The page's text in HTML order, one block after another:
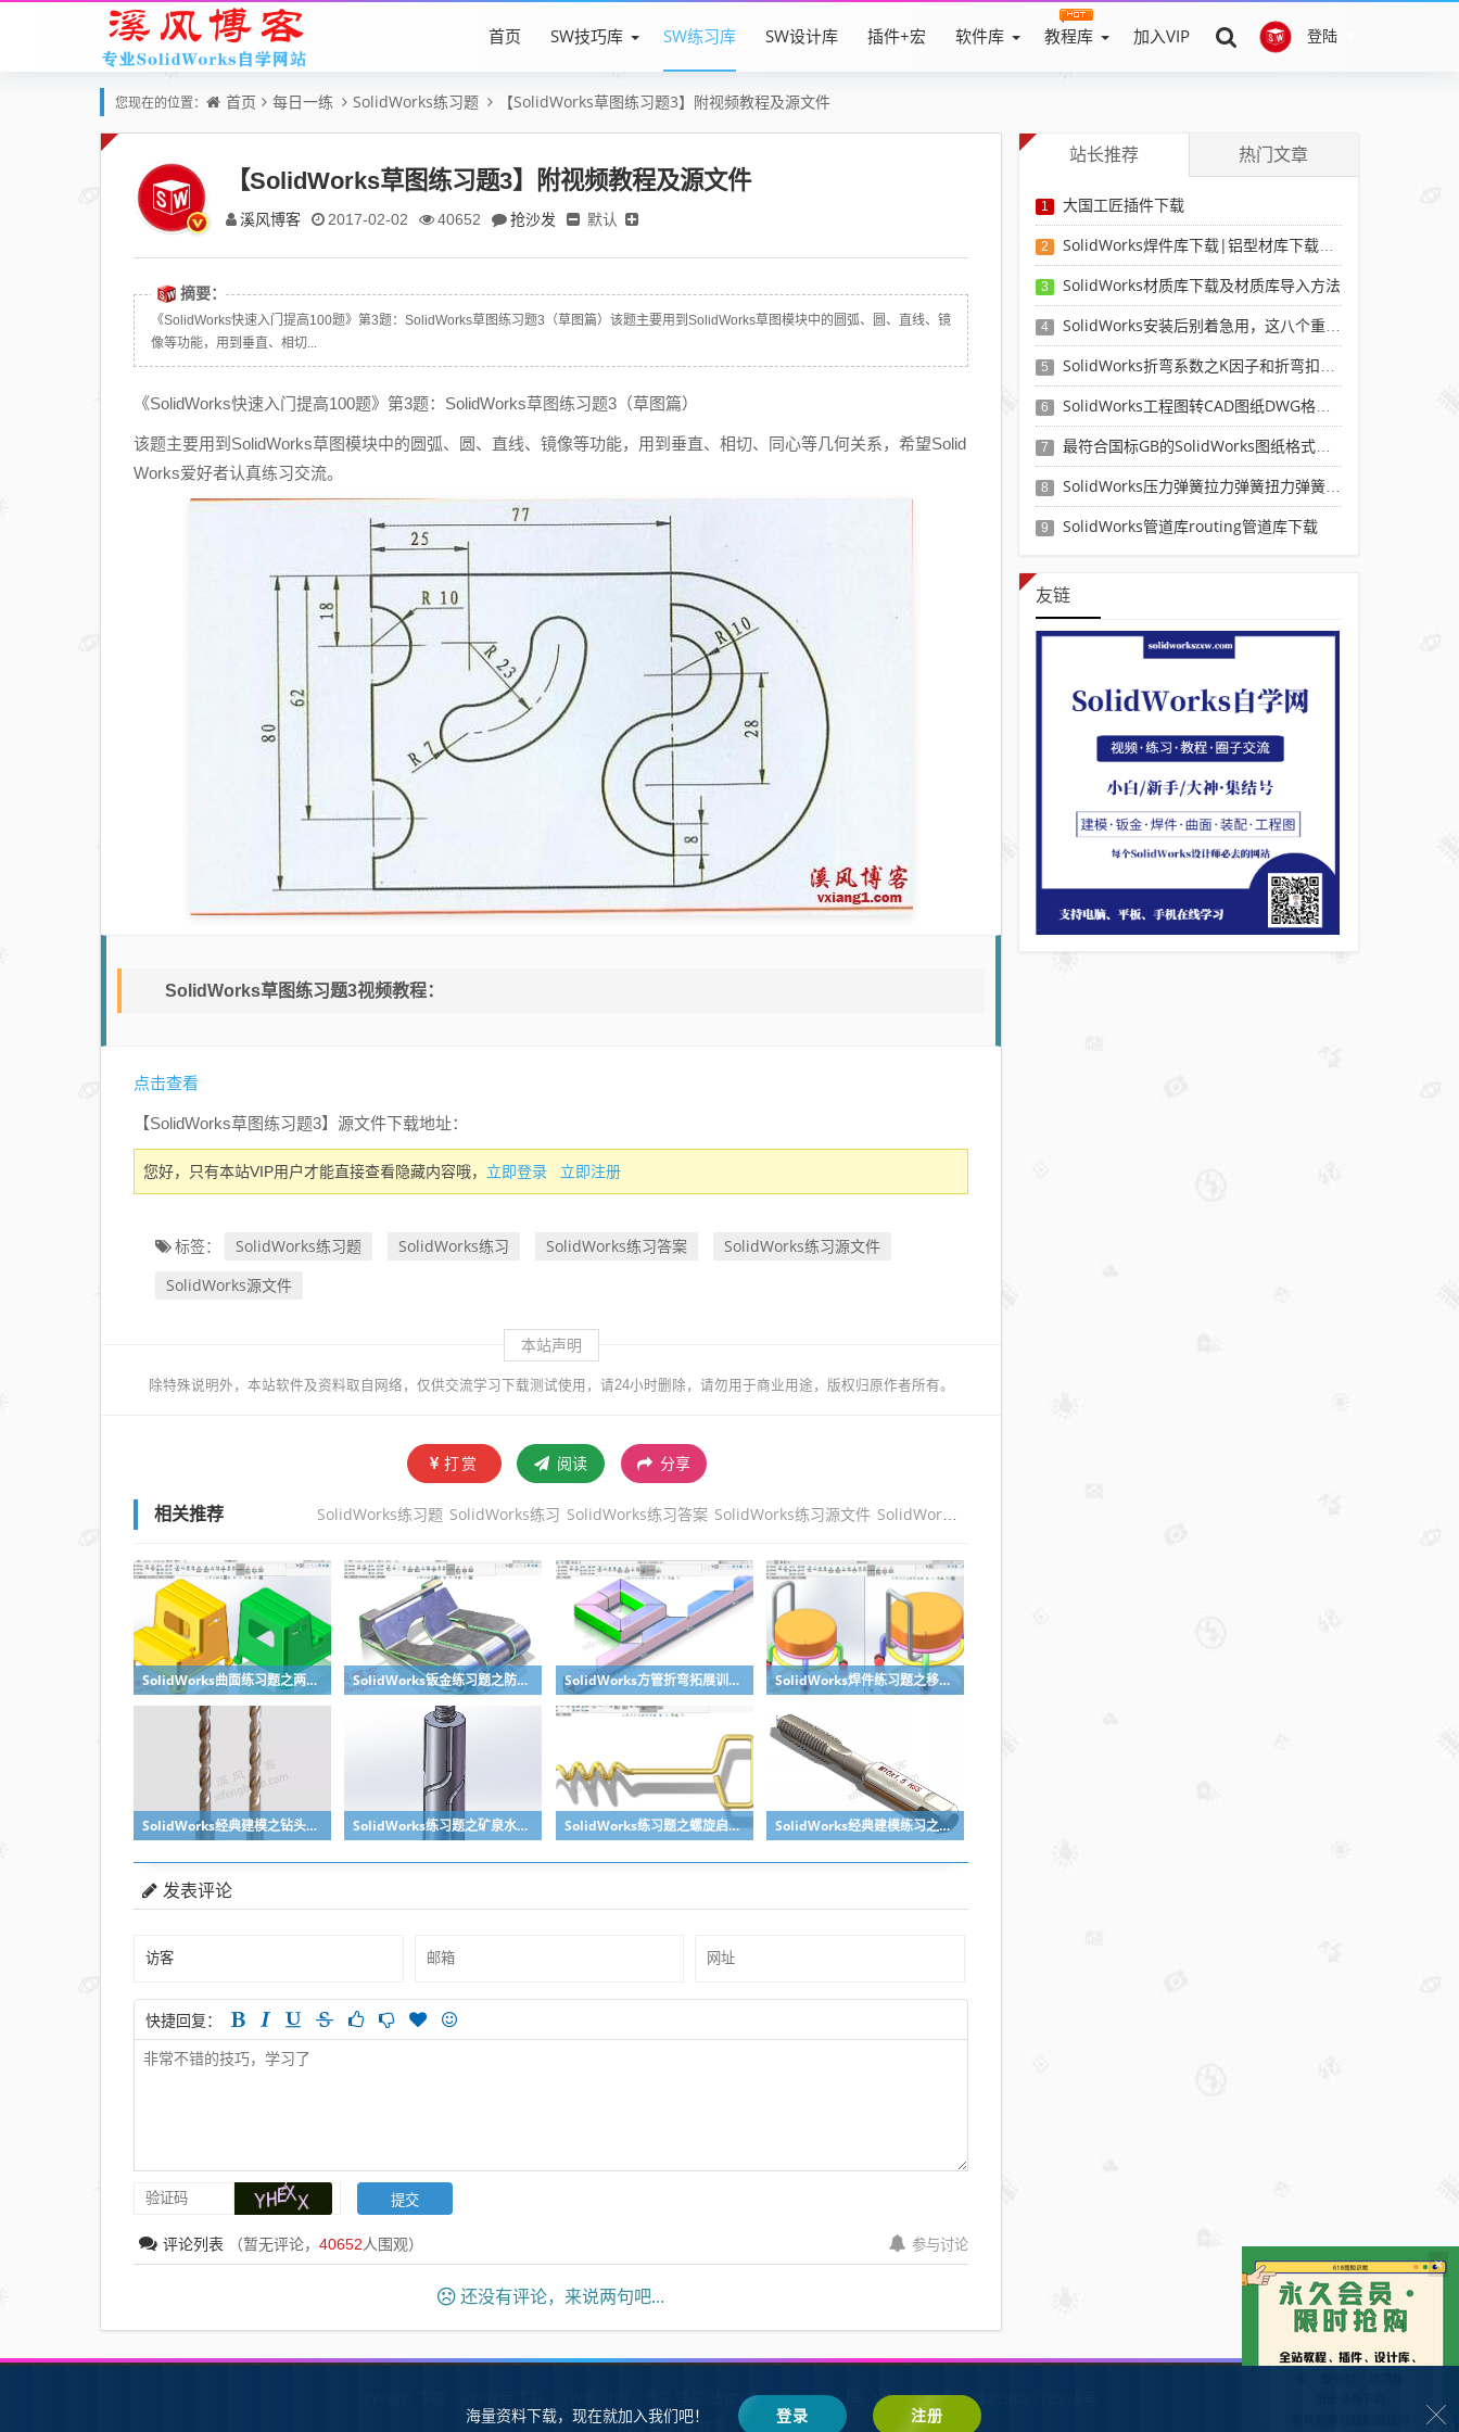
登陆
首页 SW技巧库 SW练习库 SW设计库 插件+宏 软件库 教程库 加入VIP
您现在的位置： 首页 每日一练 SolidWorks练习题 【SolidWorks草图练习题3】附视频教程及源文件
【SolidWorks草图练习题3】附视频教程及源文件
溪风博客 2017-02-02 40652 抢沙发 默认
摘要：
《SolidWorks快速入门提高100题》第3题：SolidWorks草图练习题3（草图篇）该题主要用到SolidWorks草图模块中的圆弧、圆、直线、镜
像等功能，用到垂直、相切...
《SolidWorks快速入门提高100题》第3题：SolidWorks草图练习题3（草图篇）
该题主要用到SolidWorks草图模块中的圆弧、圆、直线、镜像等功能，用到垂直、相切、同心等几何关系，希望Solid
Works爱好者认真练习交流。
SolidWorks草图练习题3视频教程：
点击查看
【SolidWorks草图练习题3】源文件下载地址：
您好，只有本站VIP用户才能直接查看隐藏内容哦， 立即登录 立即注册
标签： SolidWorks练习题 SolidWorks练习 SolidWorks练习答案
SolidWorks练习源文件
SolidWorks源文件
本站声明
除特殊说明外，本站软件及资料取自网络，仅供交流学习下载测试使用，请24小时删除，请勿用于商业用途，版权归原作者所有。
打赏 阅读 分享
相关推荐 SolidWorks练习题 SolidWorks练习 SolidWorks练习答案 SolidWorks练习源文件 SolidWorks源文件
SolidWorks曲面练习题之两步踢凳建模，看似曲面实则特征 SolidWorks钣金练习题之防松档卡建模，钣金命令综合练习 SolidWorks方管折弯拓展训练，你会了吗？ SolidWorks焊件练习题之移动小矮凳，思路对了就不难
SolidWorks经典建模之钻头刀具的绘制，螺纹收尾是关键技巧 SolidWorks练习题之矿泉水瓶的绘制，难度不大主要是顶部螺纹的处理 SolidWorks练习题之螺旋启瓶器，螺旋头是关键 SolidWorks经典建模练习之丝锥攻丝钻头的绘制，常规命令练习
发表评论
快捷回复：
评论列表 （暂无评论， 40652人围观） 参与讨论
还没有评论，来说两句吧...
站长推荐 热门文章
1 大国工匠插件下载
2 SolidWorks焊件库下载|铝型材库下载|附sw焊件库添加配置使用教程
3 SolidWorks材质库下载及材质库导入方法
4 SolidWorks安装后别着急用，这八个重要SolidWorks设置可以提高你的画图效率
5 SolidWorks折弯系数之K因子和折弯扣除表-溪风推荐
6 SolidWorks工程图转CAD图纸DWG格式映射文件无乱码可分层-溪风亲测推荐
7 最符合国标GB的SolidWorks图纸格式和图纸模板下载-溪风专用版
8 SolidWorks压力弹簧拉力弹簧扭力弹簧涡卷弹簧自动生成宏程序下载
9 SolidWorks管道库routing管道库下载
友链
鲁ICP备2021002287号-1鲁公网安备 37132902372928号
×
海量资料下载，现在就加入我们吧！ 登录 注册